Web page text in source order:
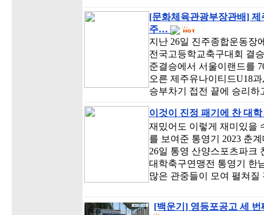
[문화체육관광부장관배]
주…
지난 26일 진주종합운동장
전국고등학교축구대회 결
준결승에서 서울이랜드를
오른 제주유나이티드U18
승부차기 접전 끝에 승리
이것이 진정 패기에 찬 대
재밌어도 이렇게 재미있을
를 보여준 통영기 2023 춘
26일 통영 산양스포츠파크
대학축구연맹전 통영기 한
많은 관중들이 모여 펼쳐
[백운기] 영등포공고 세